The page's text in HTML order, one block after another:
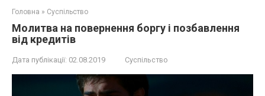
Головна » Суспільство
Молитва на повернення боргу і позбавлення
від кредитів
Дата публікації: 02.08.2019 Суспільство